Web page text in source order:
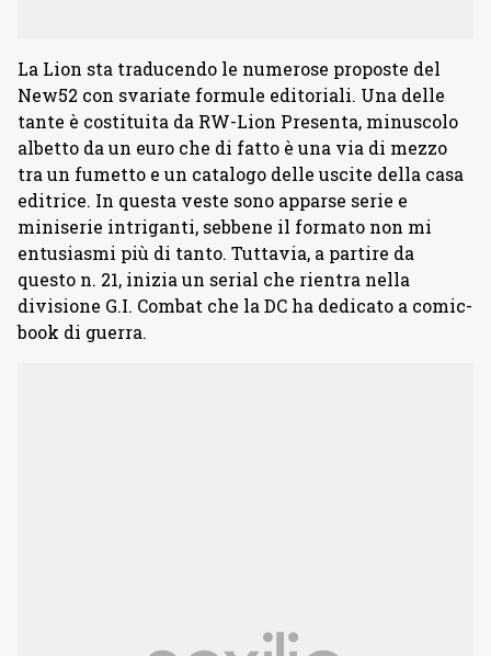
La Lion sta traducendo le numerose proposte del
New52 con svariate formule editoriali. Una delle
tante è costituita da RW-Lion Presenta, minuscolo
albetto da un euro che di fatto è una via di mezzo
tra un fumetto e un catalogo delle uscite della casa
editrice. In questa veste sono apparse serie e
miniserie intriganti, sebbene il formato non mi
entusiasmi più di tanto. Tuttavia, a partire da
questo n. 21, inizia un serial che rientra nella
divisione G.I. Combat che la DC ha dedicato a comic-
book di guerra.